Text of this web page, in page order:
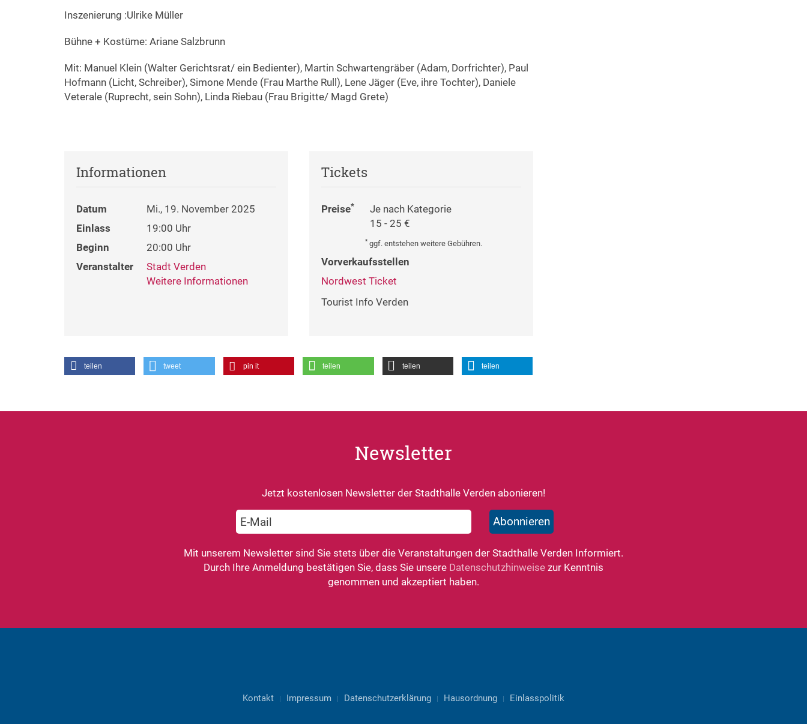
Inszenierung :Ulrike Müller
Bühne + Kostüme: Ariane Salzbrunn
Mit: Manuel Klein (Walter Gerichtsrat/ ein Bedienter), Martin Schwartengräber (Adam, Dorfrichter), Paul
Hofmann (Licht, Schreiber), Simone Mende (Frau Marthe Rull), Lene Jäger (Eve, ihre Tochter), Daniele
Veterale (Ruprecht, sein Sohn), Linda Riebau (Frau Brigitte/ Magd Grete)
Informationen
Datum
Mi., 19. November 2025
Einlass
19:00 Uhr
Beginn
20:00 Uhr
Veranstalter
Stadt Verden
Weitere Informationen
Tickets
Preise*
Je nach Kategorie
15 - 25 €
*ggf. entstehen weitere Gebühren.
Vorverkaufsstellen
Nordwest Ticket
Tourist Info Verden
teilen tweet pin it teilen teilen teilen
Newsletter
Jetzt kostenlosen Newsletter der Stadthalle Verden abonieren!
Mit unserem Newsletter sind Sie stets über die Veranstaltungen der Stadthalle Verden Informiert.
Durch Ihre Anmeldung bestätigen Sie, dass Sie unsere Datenschutzhinweisezur Kenntnis
genommen und akzeptiert haben.
Kontakt Impressum Datenschutzerklärung Hausordnung Einlasspolitik